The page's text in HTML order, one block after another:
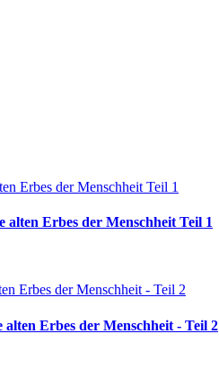
Erbes der Menschheit Teil 1
Erbes der Menschheit - Teil 2